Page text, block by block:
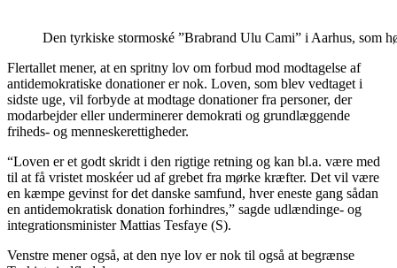
Den tyrkiske stormoské ”Brabrand Ulu Cami” i Aarhus, som
Flertallet mener, at en spritny lov om forbud mod modtagelse af
antidemokratiske donationer er nok. Loven, som blev vedtaget i
sidste uge, vil forbyde at modtage donationer fra personer, der
modarbejder eller underminerer demokrati og grundlæggende
friheds- og menneskerettigheder.
“Loven er et godt skridt i den rigtige retning og kan bl.a. være med
til at få vristet moskéer ud af grebet fra mørke kræfter. Det vil være
en kæmpe gevinst for det danske samfund, hver eneste gang sådan
en antidemokratisk donation forhindres,” sagde udlændinge- og
integrationsminister Mattias Tesfaye (S).
Venstre mener også, at den nye lov er nok til også at begrænse